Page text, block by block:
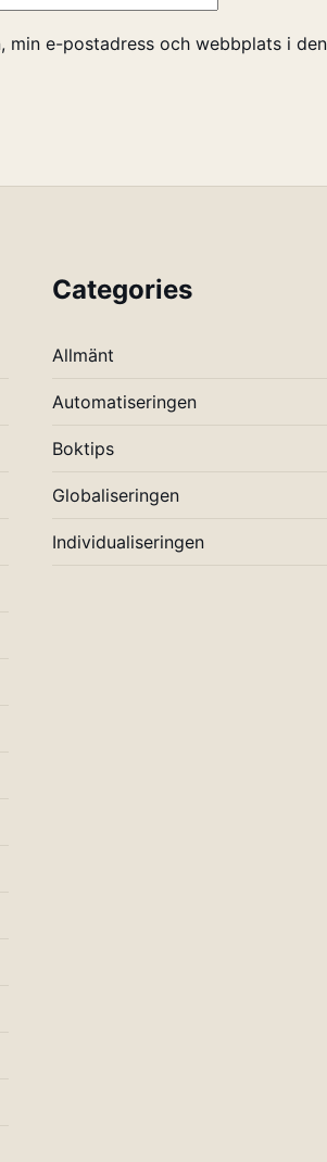
min e-postadress och webbplats i
Categories
Allmänt
Automatiseringen
Boktips
Globaliseringen
Individualiseringen